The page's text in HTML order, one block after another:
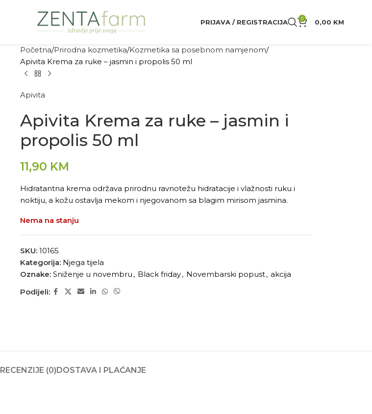
PRIJAVA / REGISTRACIJA 0 0,00 KM
Početna Prirodna kozmetika Kozmetika sa posebnom namjenom
Apivita Krema za ruke – jasmin i propolis 50 ml
Apivita
Apivita Krema za ruke – jasmin i
propolis 50 ml
11,90 KM
Hidratantna krema održava prirodnu ravnotežu hidratacije i vlažnosti ruku i
noktiju, a kožu ostavlja mekom i njegovanom sa blagim mirisom jasmina.
Nema na stanju
SKU: 10165
Kategorija: Njega tijela
Oznake: Sniženje u novembru , Black friday, Novembarski popust, akcija
Podijeli:
RECENZIJE (0)DOSTAVA I PLAĆANJE